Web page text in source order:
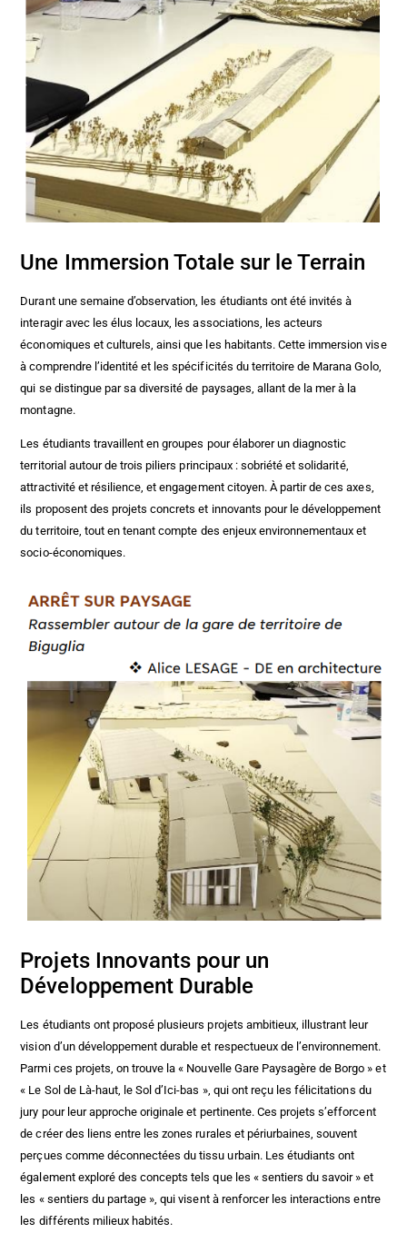
Une Immersion Totale sur le Terrain
Durant une semaine d’observation, les étudiants ont été invités à
interagir avec les élus locaux, les associations, les acteurs
économiques et culturels, ainsi que les habitants. Cette immersion vise
à comprendre l’identité et les spécificités du territoire de Marana Golo,
qui se distingue par sa diversité de paysages, allant de la mer à la
montagne.
Les étudiants travaillent en groupes pour élaborer un diagnostic
territorial autour de trois piliers principaux : sobriété et solidarité,
attractivité et résilience, et engagement citoyen. À partir de ces axes,
ils proposent des projets concrets et innovants pour le développement
du territoire, tout en tenant compte des enjeux environnementaux et
socio-économiques.
Projets Innovants pour un
Développement Durable
Les étudiants ont proposé plusieurs projets ambitieux, illustrant leur
vision d’un développement durable et respectueux de l’environnement.
Parmi ces projets, on trouve la « Nouvelle Gare Paysagère de Borgo » et
« Le Sol de Là-haut, le Sol d’Ici-bas », qui ont reçu les félicitations du
jury pour leur approche originale et pertinente. Ces projets s’efforcent
de créer des liens entre les zones rurales et périurbaines, souvent
perçues comme déconnectées du tissu urbain. Les étudiants ont
également exploré des concepts tels que les « sentiers du savoir » et
les « sentiers du partage », qui visent à renforcer les interactions entre
les différents milieux habités.